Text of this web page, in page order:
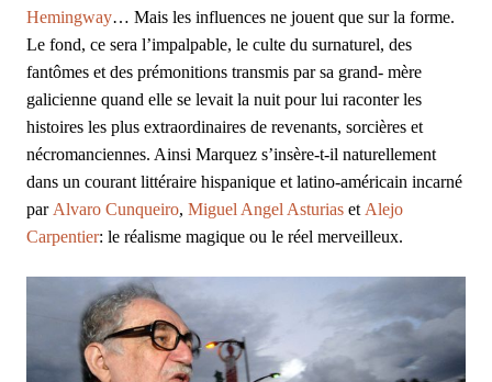
Hemingway… Mais les influences ne jouent que sur la forme.
Le fond, ce sera l’impalpable, le culte du surnaturel, des
fantômes et des prémonitions transmis par sa grand- mère
galicienne quand elle se levait la nuit pour lui raconter les
histoires les plus extraordinaires de revenants, sorcières et
nécromanciennes. Ainsi Marquez s’insère-t-il naturellement
dans un courant littéraire hispanique et latino-américain incarné
par Alvaro Cunqueiro, Miguel Angel Asturias et Alejo
Carpentier: le réalisme magique ou le réel merveilleux.